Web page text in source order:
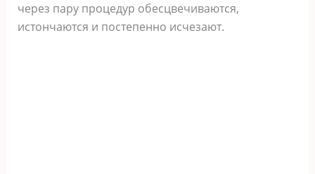
через пару процедур обесцвечиваются,
истончаются и постепенно исчезают.